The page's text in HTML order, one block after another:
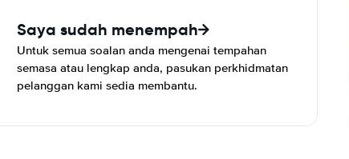
Saya sudah menempah
Untuk semua soalan anda mengenai tempahan
semasa atau lengkap anda, pasukan perkhidmatan
pelanggan kami sedia membantu.